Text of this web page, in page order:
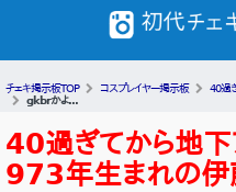
チェキ掲示板TOP コスプレイヤー掲示板
40過
gkbrかよ...
40過ぎてから地
973年生まれの伊